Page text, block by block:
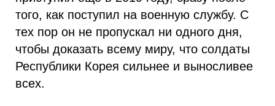
того, как поступил на военную службу. С
тех пор он не пропускал ни одного дня,
чтобы доказать всему миру, что солдаты
Республики Корея сильнее и выносливее
всех.